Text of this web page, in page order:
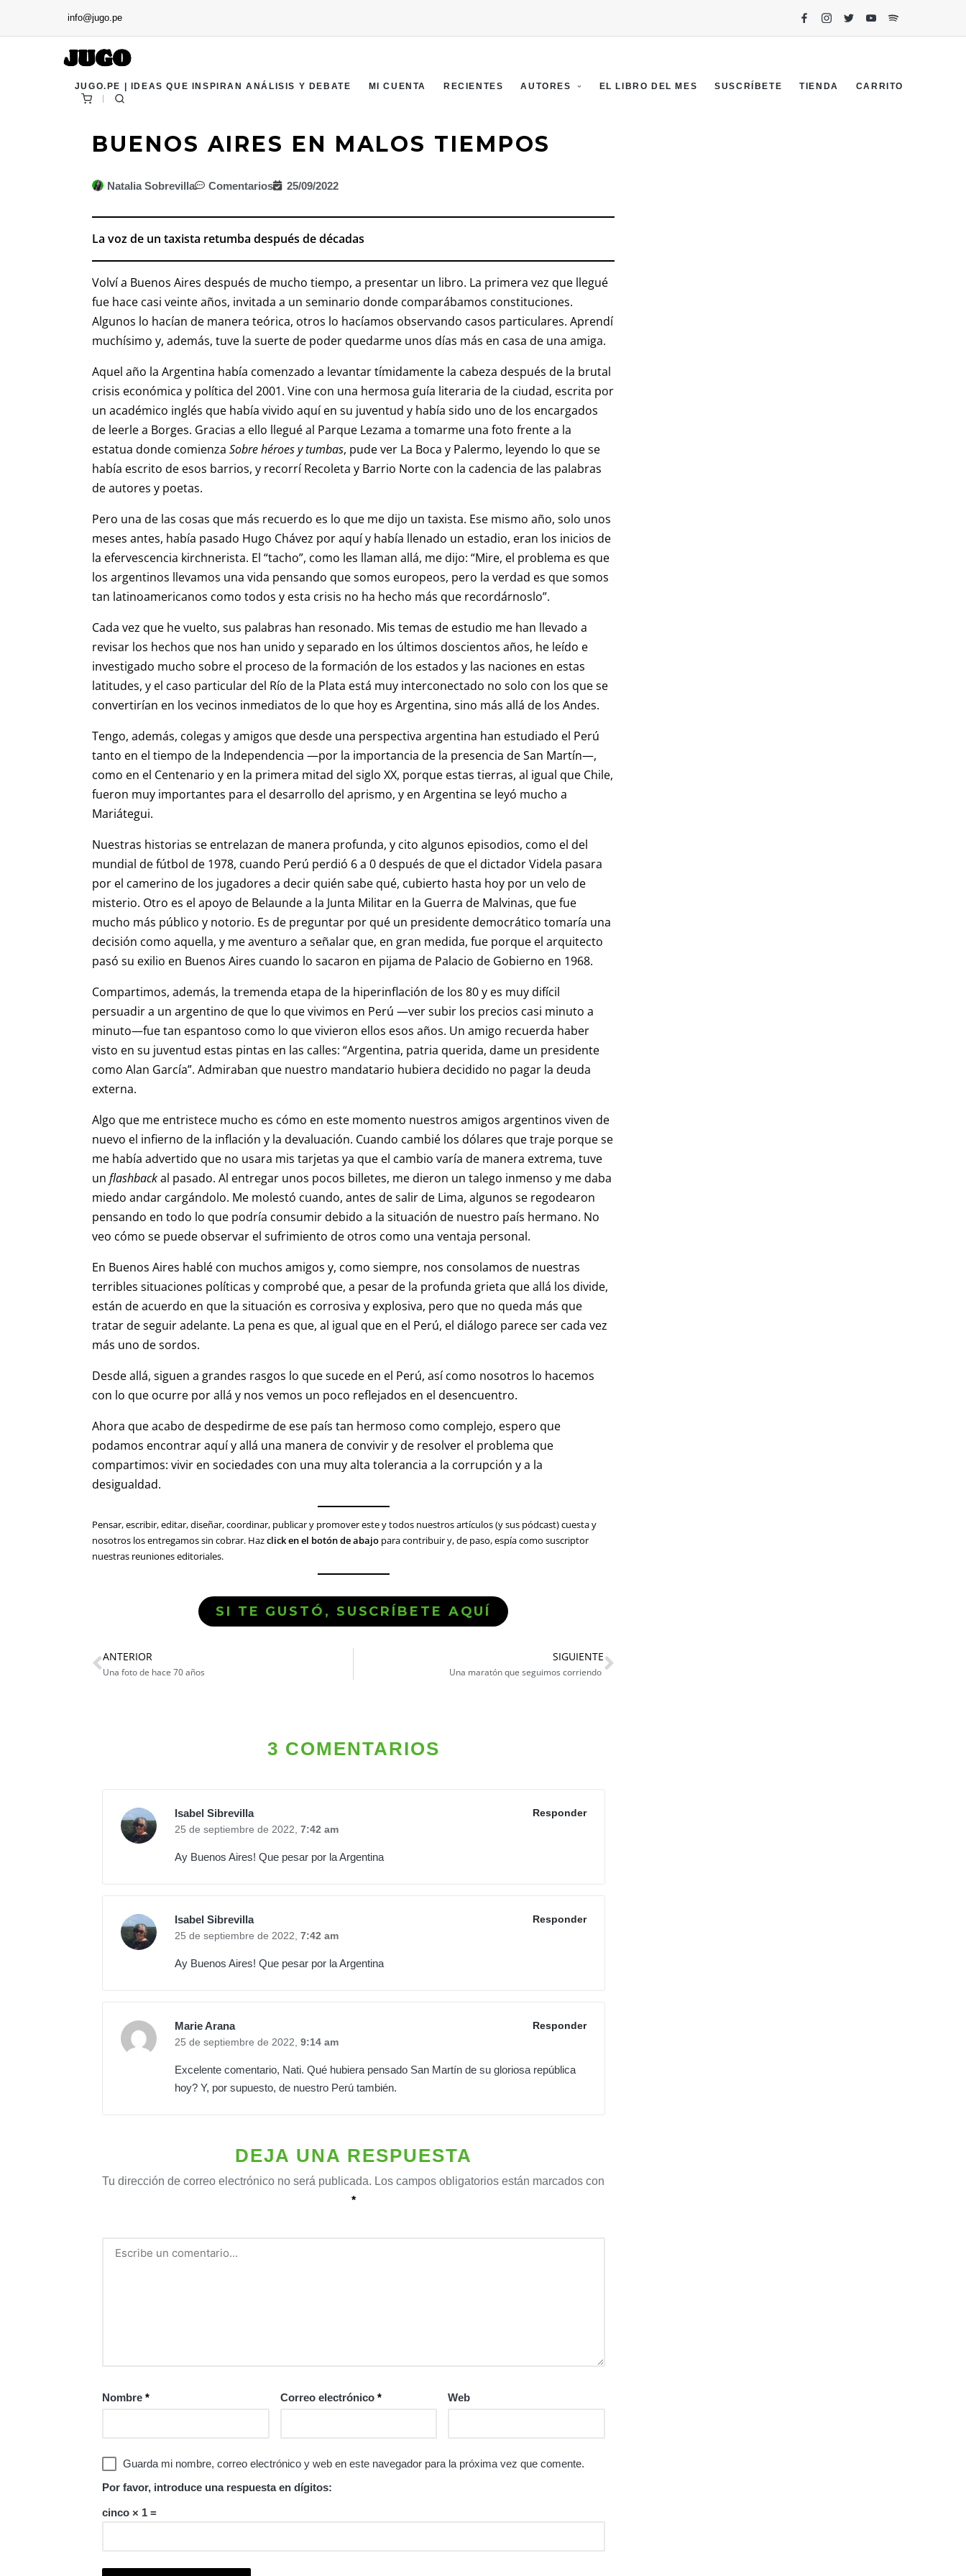
info@jugo.pe
JUGO.PE | IDEAS QUE INSPIRAN ANÁLISIS Y DEBATE MI CUENTA RECIENTES AUTORES EL LIBRO DEL MES SUSCRÍBETE TIENDA CARRITO
BUENOS AIRES EN MALOS TIEMPOS
Natalia Sobrevilla Comentarios 25/09/2022
La voz de un taxista retumba después de décadas
Volví a Buenos Aires después de mucho tiempo, a presentar un libro. La primera vez que llegué
fue hace casi veinte años, invitada a un seminario donde comparábamos constituciones.
Algunos lo hacían de manera teórica, otros lo hacíamos observando casos particulares. Aprendí
muchísimo y, además, tuve la suerte de poder quedarme unos días más en casa de una amiga.
Aquel año la Argentina había comenzado a levantar tímidamente la cabeza después de la brutal
crisis económica y política del 2001. Vine con una hermosa guía literaria de la ciudad, escrita por
un académico inglés que había vivido aquí en su juventud y había sido uno de los encargados
de leerle a Borges. Gracias a ello llegué al Parque Lezama a tomarme una foto frente a la
estatua donde comienzaSobre héroes y tumbas, pude ver La Boca y Palermo, leyendo lo que se
había escrito de esos barrios, y recorrí Recoleta y Barrio Norte con la cadencia de las palabras
de autores y poetas.
Pero una de las cosas que más recuerdo es lo que me dijo un taxista. Ese mismo año, solo unos
meses antes, había pasado Hugo Chávez por aquí y había llenado un estadio, eran los inicios de
la efervescencia kirchnerista. El “tacho”, como les llaman allá, me dijo: “Mire, el problema es que
los argentinos llevamos una vida pensando que somos europeos, pero la verdad es que somos
tan latinoamericanos como todos y esta crisis no ha hecho más que recordárnoslo”.
Cada vez que he vuelto, sus palabras han resonado. Mis temas de estudio me han llevado a
revisar los hechos que nos han unido y separado en los últimos doscientos años, he leído e
investigado mucho sobre el proceso de la formación de los estados y las naciones en estas
latitudes, y el caso particular del Río de la Plata está muy interconectado no solo con los que se
convertirían en los vecinos inmediatos de lo que hoy es Argentina, sino más allá de los Andes.
Tengo, además, colegas y amigos que desde una perspectiva argentina han estudiado el Perú
tanto en el tiempo de la Independencia —por la importancia de la presencia de San Martín—,
como en el Centenario y en la primera mitad del siglo XX, porque estas tierras, al igual que Chile,
fueron muy importantes para el desarrollo del aprismo, y en Argentina se leyó mucho a
Mariátegui.
Nuestras historias se entrelazan de manera profunda, y cito algunos episodios, como el del
mundial de fútbol de 1978, cuando Perú perdió 6 a 0 después de que el dictador Videla pasara
por el camerino de los jugadores a decir quién sabe qué, cubierto hasta hoy por un velo de
misterio. Otro es el apoyo de Belaunde a la Junta Militar en la Guerra de Malvinas, que fue
mucho más público y notorio. Es de preguntar por qué un presidente democrático tomaría una
decisión como aquella, y me aventuro a señalar que, en gran medida, fue porque el arquitecto
pasó su exilio en Buenos Aires cuando lo sacaron en pijama de Palacio de Gobierno en 1968.
Compartimos, además, la tremenda etapa de la hiperinflación de los 80 y es muy difícil
persuadir a un argentino de que lo que vivimos en Perú —ver subir los precios casi minuto a
minuto—fue tan espantoso como lo que vivieron ellos esos años. Un amigo recuerda haber
visto en su juventud estas pintas en las calles: “Argentina, patria querida, dame un presidente
como Alan García”. Admiraban que nuestro mandatario hubiera decidido no pagar la deuda
externa.
Algo que me entristece mucho es cómo en este momento nuestros amigos argentinos viven de
nuevo el infierno de la inflación y la devaluación. Cuando cambié los dólares que traje porque se
me había advertido que no usara mis tarjetas ya que el cambio varía de manera extrema, tuve
unflashbackal pasado. Al entregar unos pocos billetes, me dieron un talego inmenso y me daba
miedo andar cargándolo. Me molestó cuando, antes de salir de Lima, algunos se regodearon
pensando en todo lo que podría consumir debido a la situación de nuestro país hermano. No
veo cómo se puede observar el sufrimiento de otros como una ventaja personal.
En Buenos Aires hablé con muchos amigos y, como siempre, nos consolamos de nuestras
terribles situaciones políticas y comprobé que, a pesar de la profunda grieta que allá los divide,
están de acuerdo en que la situación es corrosiva y explosiva, pero que no queda más que
tratar de seguir adelante. La pena es que, al igual que en el Perú, el diálogo parece ser cada vez
más uno de sordos.
Desde allá, siguen a grandes rasgos lo que sucede en el Perú, así como nosotros lo hacemos
con lo que ocurre por allá y nos vemos un poco reflejados en el desencuentro.
Ahora que acabo de despedirme de ese país tan hermoso como complejo, espero que
podamos encontrar aquí y allá una manera de convivir y de resolver el problema que
compartimos: vivir en sociedades con una muy alta tolerancia a la corrupción y a la
desigualdad.
Pensar, escribir, editar, diseñar, coordinar, publicar y promover este y todos nuestros artículos (y sus pódcast) cuesta y
nosotros los entregamos sin cobrar. Hazclick en el botón de abajo para contribuir y, de paso, espía como suscriptor
nuestras reuniones editoriales.
SI TE GUSTÓ, SUSCRÍBETE AQUÍ
ANTERIOR
Una foto de hace 70 años
SIGUIENTE
Una maratón que seguimos corriendo
3 COMENTARIOS
Isabel Sibrevilla
Responder
25 de septiembre de 2022, 7:42 am
Ay Buenos Aires! Que pesar por la Argentina
Isabel Sibrevilla
Responder
25 de septiembre de 2022, 7:42 am
Ay Buenos Aires! Que pesar por la Argentina
Marie Arana
Responder
25 de septiembre de 2022, 9:14 am
Excelente comentario, Nati. Qué hubiera pensado San Martín de su gloriosa república
hoy? Y, por supuesto, de nuestro Perú también.
DEJA UNA RESPUESTA
Tu dirección de correo electrónico no será publicada. Los campos obligatorios están marcados con
*
Nombre * Correo electrónico * Web
Guarda mi nombre, correo electrónico y web en este navegador para la próxima vez que comente.
Por favor, introduce una respuesta en dígitos:
cinco × 1 =